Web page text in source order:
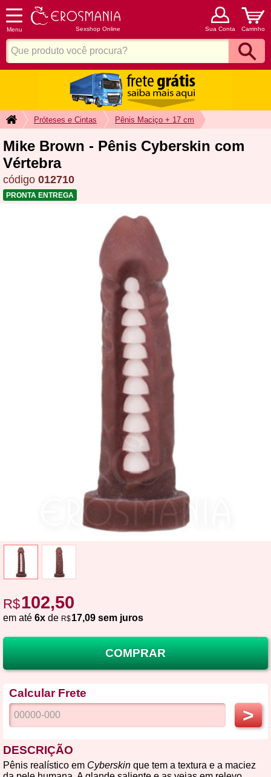
Menu Sexshop Online Sua Conta Carrinho
Próteses e Cintas Pênis Maciço + 17 cm
Mike Brown - Pênis Cyberskin com
Vértebra
código 012710
PRONTA ENTREGA
R$102,50
em até 6x de R$17,09 sem juros
COMPRAR
Calcular Frete
>
DESCRIÇÃO
Pênis realístico em Cyberskin que tem a textura e a maciez